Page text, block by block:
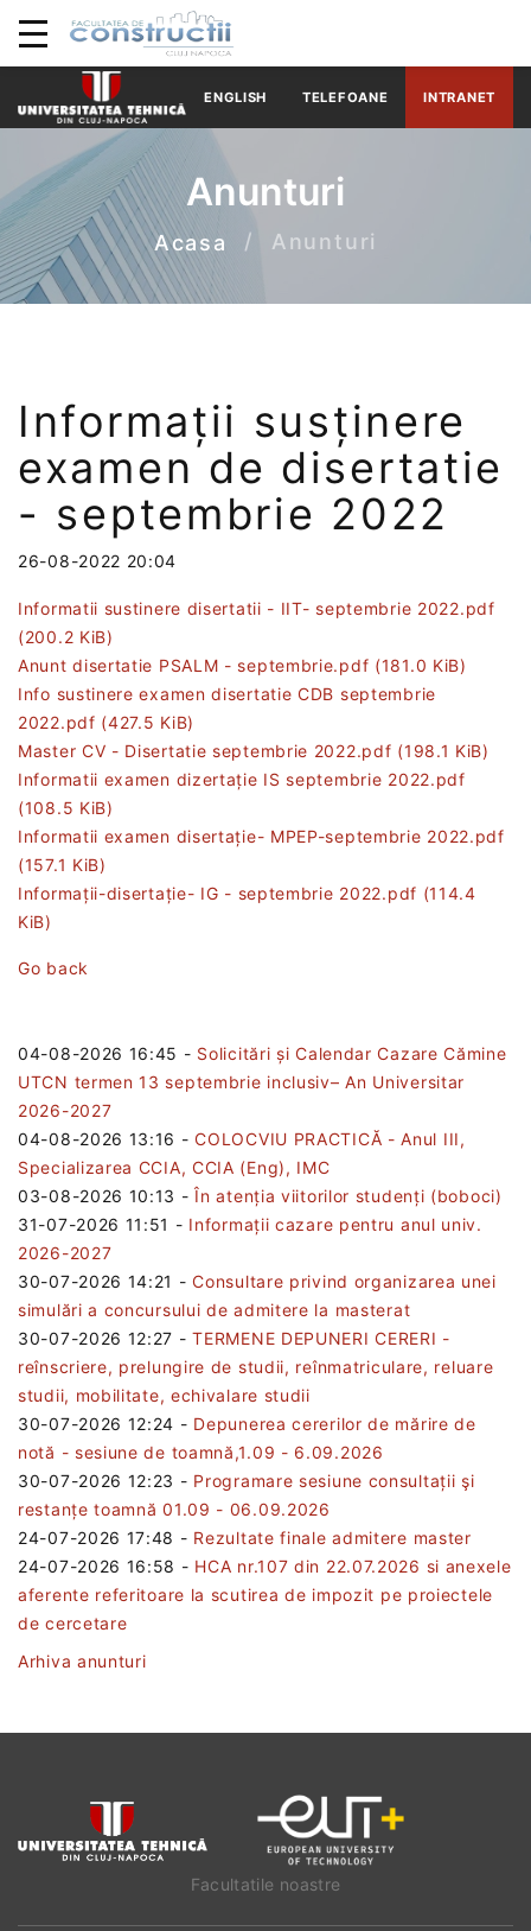
ENGLISH TELEFOANE INTRANET
Anunturi
Acasa Anunturi
Informații susținere
examen de disertatie
- septembrie 2022
26-08-2022 20:04
Informatii sustinere disertatii - IIT- septembrie 2022.pdf
(200.2 KiB)
Anunt disertatie PSALM - septembrie.pdf (181.0 KiB)
Info sustinere examen disertatie CDB septembrie
2022.pdf (427.5 KiB)
Master CV - Disertatie septembrie 2022.pdf (198.1 KiB)
Informatii examen dizertație IS septembrie 2022.pdf
(108.5 KiB)
Informatii examen disertație- MPEP-septembrie 2022.pdf
(157.1 KiB)
Informații-disertație- IG - septembrie 2022.pdf (114.4
KiB)
Go back
04-08-2026 16:45 - Solicitări și Calendar Cazare Cămine
UTCN termen 13 septembrie inclusiv– An Universitar
2026-2027
04-08-2026 13:16 -COLOCVIU PRACTICĂ - Anul III,
Specializarea CCIA, CCIA (Eng), IMC
03-08-2026 10:13 -În atenția viitorilor studenți (boboci)
31-07-2026 11:51 - Informații cazare pentru anul univ.
2026-2027
30-07-2026 14:21 -Consultare privind organizarea unei
simulări a concursului de admitere la masterat
30-07-2026 12:27 -TERMENE DEPUNERI CERERI -
reînscriere, prelungire de studii, reînmatriculare, reluare
studii, mobilitate, echivalare studii
30-07-2026 12:24 - Depunerea cererilor de mărire de
notă - sesiune de toamnă,1.09 - 6.09.2026
30-07-2026 12:23 - Programare sesiune consultații şi
restanțe toamnă 01.09 - 06.09.2026
24-07-2026 17:48 - Rezultate finale admitere master
24-07-2026 16:58 - HCA nr.107 din 22.07.2026 si anexele
aferente referitoare la scutirea de impozit pe proiectele
de cercetare
Arhiva anunturi
Facultatile noastre